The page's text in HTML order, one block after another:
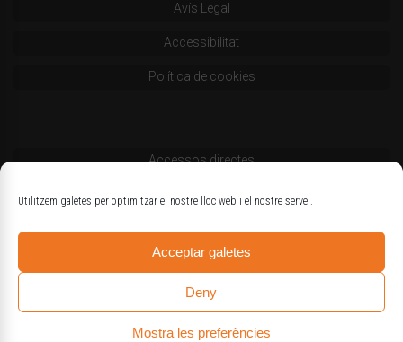
Utilitzem galetes per optimitzar el nostre lloc web i el nostre servei.
Acceptar galetes
Deny
Mostra les preferències
Avís Legal
Accessibilitat
Política de cookies
Accessos directes
Codi deontològic
Logotips oficials